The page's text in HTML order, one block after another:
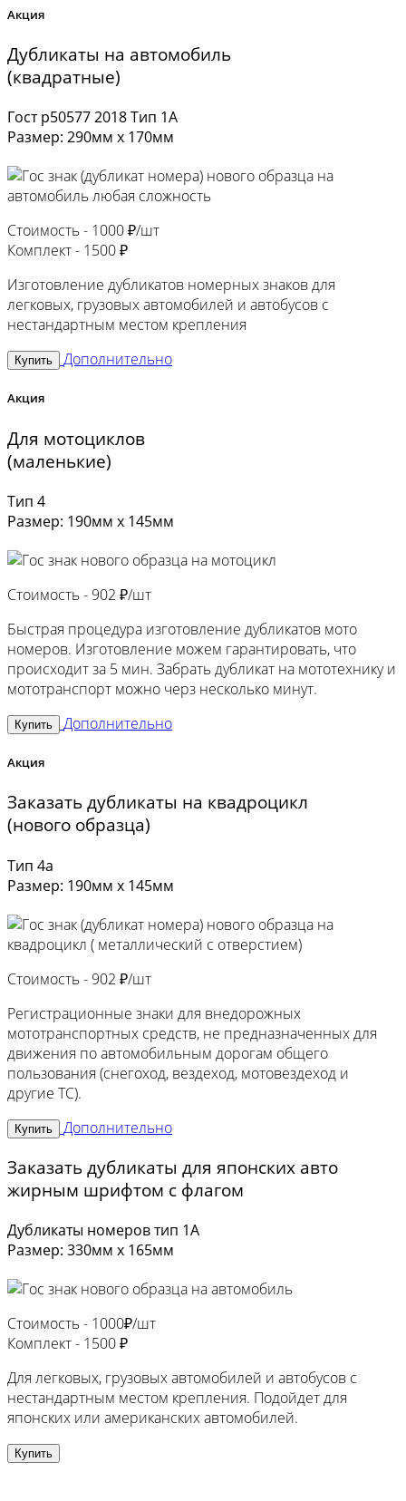
Акция
Дубликаты на автомобиль
(квадратные)
Гост р50577 2018 Тип 1А
Размер: 290мм х 170мм
Стоимость - 1000 ₽/шт
Комплект - 1500 ₽
Изготовление дубликатов номерных знаков для
легковых, грузовых автомобилей и автобусов с
нестандартным местом крепления
Купить Дополнительно
Акция
Для мотоциклов
(маленькие)
Тип 4
Размер: 190мм х 145мм
Стоимость - 902 ₽/шт
Быстрая процедура изготовление дубликатов мото
номеров. Изготовление можем гарантировать, что
происходит за 5 мин. Забрать дубликат на мототехнику и
мототранспорт можно черз несколько минут.
Купить Дополнительно
Акция
Заказать дубликаты на квадроцикл
(нового образца)
Тип 4а
Размер: 190мм х 145мм
Стоимость - 902 ₽/шт
Регистрационные знаки для внедорожных
мототранспортных средств, не предназначенных для
движения по автомобильным дорогам общего
пользования (снегоход, вездеход, мотовездеход и
другие ТС).
Купить Дополнительно
Заказать дубликаты для японских авто
жирным шрифтом с флагом
Дубликаты номеров тип 1А
Размер: 330мм х 165мм
Стоимость - 1000₽/шт
Комплект - 1500 ₽
Для легковых, грузовых автомобилей и автобусов с
нестандартным местом крепления. Подойдет для
японских или американских автомобилей.
Купить